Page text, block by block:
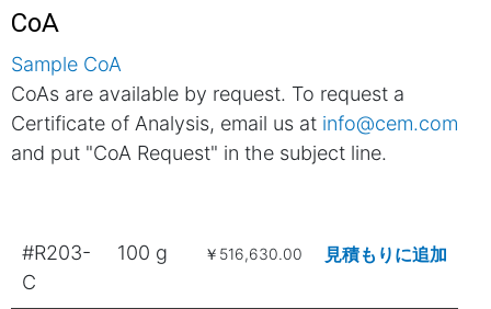
CoA
Sample CoA
CoAs are available by request. To request a
Certificate of Analysis, email us at info@cem.com
and put "CoA Request" in the subject line.
#R203-
C
100 g ￥516,630.00 見積もりに追加